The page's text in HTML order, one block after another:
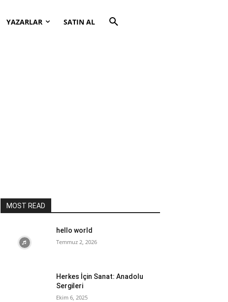
YAZARLAR SATIN AL
MOST READ
hello world
Temmuz 2, 2026
Herkes İçin Sanat: Anadolu
Sergileri
Ekim 6, 2025